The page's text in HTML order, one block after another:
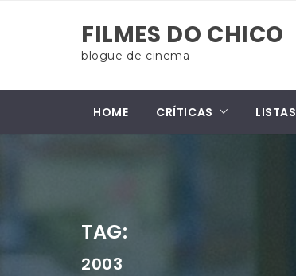
FILMES DO CHICO
blogue de cinema
HOME CRÍTICAS LISTAS
TAG:
2003